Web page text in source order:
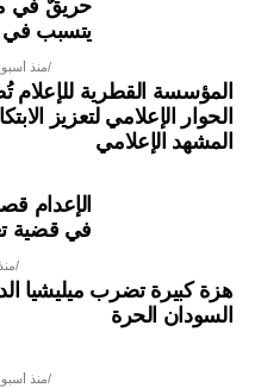
حريقٌ في
يتسبب في
منذ
المؤسسة القطرية للإعلام
الحوار الإعلامي لتعزيز
المشهد الإعلامي
في قضية
منذ 5
هزة كبيرة تضرب ميليشيا
السودان الحرة
منذ